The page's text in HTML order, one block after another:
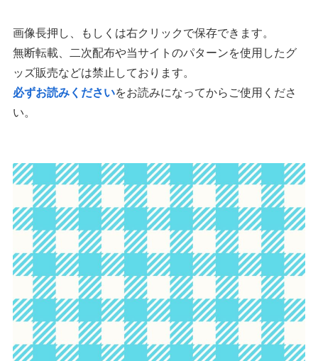
画像長押し、もしくは右クリックで保存できます。
無断転載、二次配布や当サイトのパターンを使用したグ
ッズ販売などは禁止しております。
必ずお読みくださいをお読みになってからご使用くださ
い。